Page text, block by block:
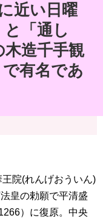
近い日曜
と「通し
造千手観
有名であ
院(れんげおういん)
皇の勅願で平清盛
）に復原。中央